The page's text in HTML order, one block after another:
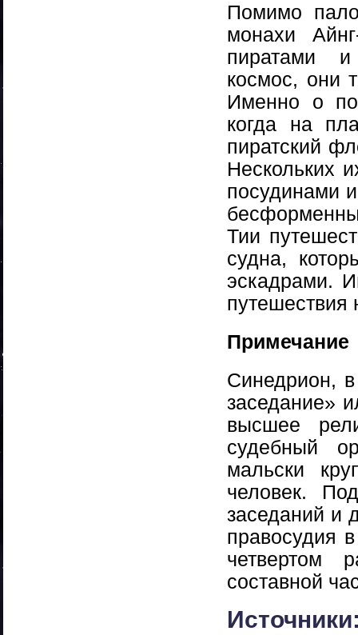
Помимо
монахи
пиратами и
космос, они
Именно о
когда на
пиратский
Нескольких
посудинами
Тии
судна,
эскадрами.
путешествия
Примечание
Синедрион,
заседание»
высшее
судебный
мальски
человек.
заседаний и
правосудия
четвертом
составной